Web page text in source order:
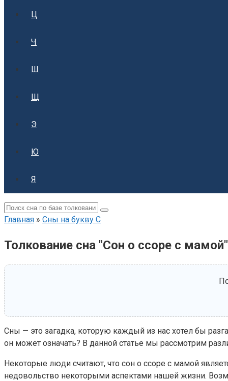
Ц
Ч
Ш
Щ
Э
Ю
Я
Поиск:
Главная » Сны на букву С
Толкование сна "Сон о ссоре с
Сны — это загадка, которую каждый из нас хотел бы
он может означать? В данной статье мы рассмотрим
Некоторые люди считают, что сон о ссоре с мамой
недовольство некоторыми аспектами нашей жизни.